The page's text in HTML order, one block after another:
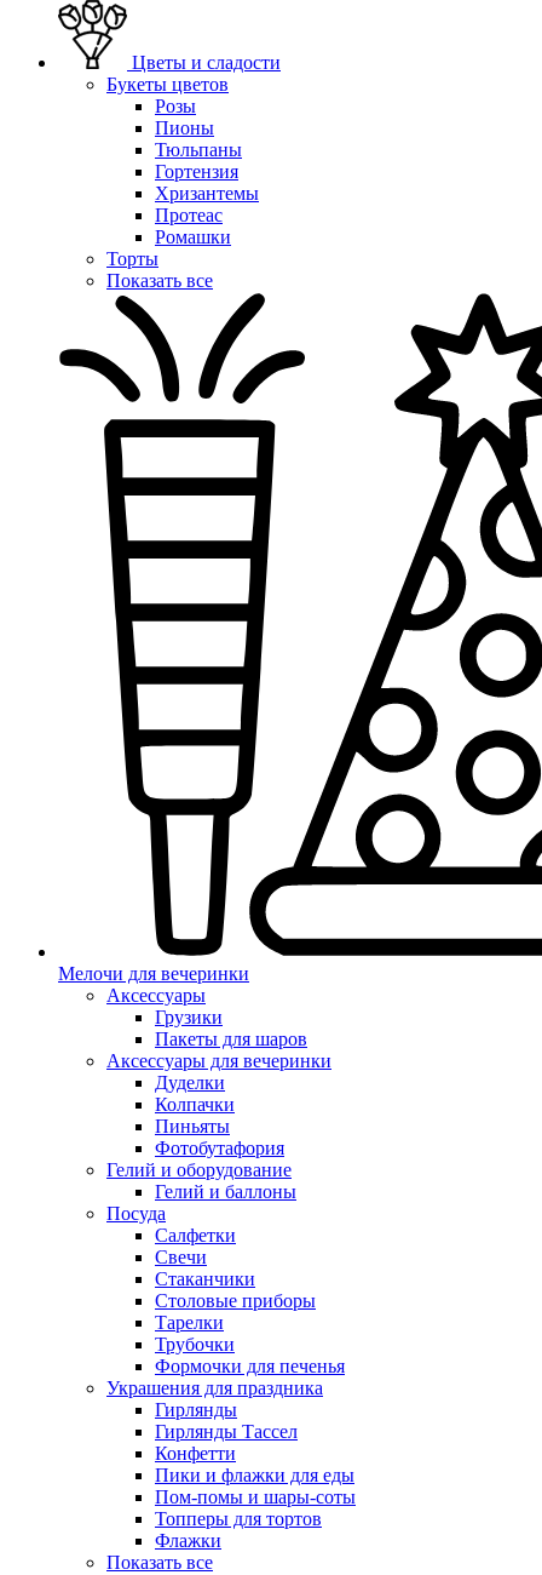
Цветы и сладости
Букеты цветов
Розы
Пионы
Тюльпаны
Гортензия
Хризантемы
Протеас
Ромашки
Торты
Показать все
Мелочи для вечеринки
Аксессуары
Грузики
Пакеты для шаров
Аксессуары для вечеринки
Дуделки
Колпачки
Пиньяты
Фотобутафория
Гелий и оборудование
Гелий и баллоны
Посуда
Салфетки
Свечи
Стаканчики
Столовые приборы
Тарелки
Трубочки
Формочки для печенья
Украшения для праздника
Гирлянды
Гирлянды Тассел
Конфетти
Пики и флажки для еды
Пом-помы и шары-соты
Топперы для тортов
Флажки
Показать все